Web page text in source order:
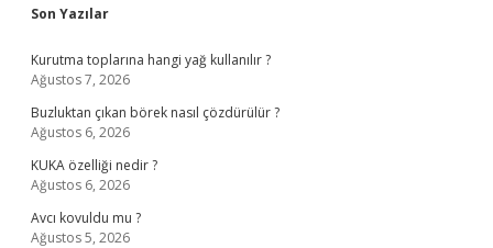
Sidebar
Son Yazılar
Kurutma toplarına hangi yağ kullanılır ?
Ağustos 7, 2026
Buzluktan çıkan börek nasıl çözdürülür ?
Ağustos 6, 2026
KUKA özelliği nedir ?
Ağustos 6, 2026
Avcı kovuldu mu ?
Ağustos 5, 2026